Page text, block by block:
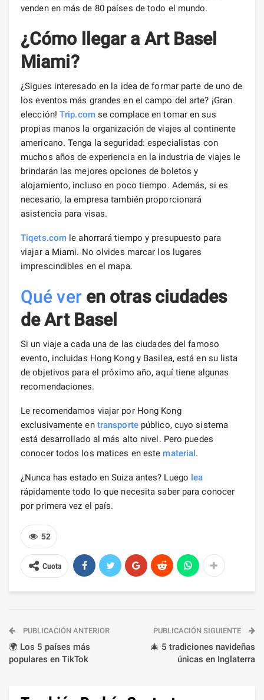
venden en más de 80 países de todo el mundo.
¿Cómo llegar a Art Basel
Miami?
¿Sigues interesado en la idea de formar parte de uno de
los eventos más grandes en el campo del arte? ¡Gran
elección! Trip.comse complace en tomar en sus
propias manos la organización de viajes al continente
americano. Tenga la seguridad: especialistas con
muchos años de experiencia en la industria de viajes le
brindarán las mejores opciones de boletos y
alojamiento, incluso en poco tiempo. Además, si es
necesario, la empresa también proporcionará
asistencia para visas.
Tiqets.com le ahorrará tiempo y presupuesto para
viajar a Miami. No olvides marcar los lugares
imprescindibles en el mapa.
Qué veren otras ciudades
de Art Basel
Si un viaje a cada una de las ciudades del famoso
evento, incluidas Hong Kong y Basilea, está en su lista
de objetivos para el próximo año, aquí tiene algunas
recomendaciones.
Le recomendamos viajar por Hong Kong
exclusivamente en transportepúblico, cuyo sistema
está desarrollado al más alto nivel. Pero puedes
conocer todos los matices en este material.
¿Nunca has estado en Suiza antes? Luego lea
rápidamente todo lo que necesita saber para conocer
por primera vez el país.
52
Cuota
PUBLICACIÓN ANTERIOR
🌍 Los 5 países más
populares en TikTok
PUBLICACIÓN SIGUIENTE
🎄 5 tradiciones navideñas
únicas en Inglaterra